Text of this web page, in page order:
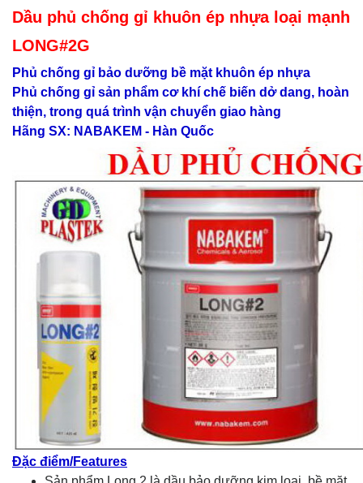
Dầu phủ chống gỉ khuôn ép nhựa loại mạnh
LONG#2G
Phủ chống gỉ bảo dưỡng bề mặt khuôn ép nhựa
Phủ chống gỉ sản phẩm cơ khí chế biến dở dang, hoàn
thiện, trong quá trình vận chuyển giao hàng
Hãng SX: NABAKEM - Hàn Quốc
Đặc điểm/Features